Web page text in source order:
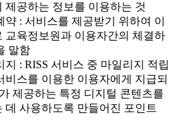
제공하는 정보를 이용하는 것
: 서비스를 제공받기 위하여 이
교육정보원과 이용자간의 체결하
말함
: RISS 서비스 중 마일리지 적립
비스를 이용한 이용자에게 지급되
제공하는 특정 디지털 콘텐츠를
데 사용하도록 만들어진 포인트